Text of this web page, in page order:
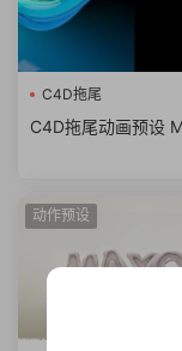
C4D拖尾
C4D拖尾动画预设
动作预设